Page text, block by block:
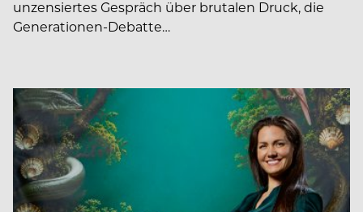
unzensiertes Gespräch über brutalen Druck, die
Generationen-Debatte…